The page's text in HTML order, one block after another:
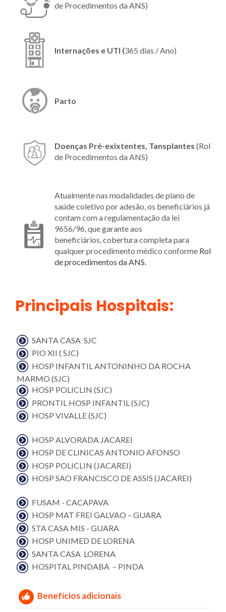
de Procedimentos da ANS)
Internações e UTI (365 dias / Ano)
Parto
Doenças Pré-exixtentes, Tansplantes (Rol
de Procedimentos da ANS)
Atualmente nas modalidades de plano de
saúde coletivo por adesão, os beneficiários já
contam com a regulamentação da lei
9656/96, que garante aos
beneficiários, cobertura completa para
qualquer procedimento médico conforme Rol
de procedimentos da ANS.
Principais Hospitais:
SANTA CASA SJC
PIO XII ( SJC)
HOSP INFANTIL ANTONINHO DA ROCHA
MARMO (SJC)
HOSP POLICLIN (SJC)
PRONTIL HOSP INFANTIL (SJC)
HOSP VIVALLE (SJC)
HOSP ALVORADA JACAREI
HOSP DE CLINICAS ANTONIO AFONSO
HOSP POLICLIN (JACAREI)
HOSP SAO FRANCISCO DE ASSIS (JACAREI)
FUSAM - CACAPAVA
HOSP MAT FREI GALVAO – GUARA
STA CASA MIS - GUARA
HOSP UNIMED DE LORENA
SANTA CASA LORENA
HOSPITAL PINDABA – PINDA
Benefícios adicionais